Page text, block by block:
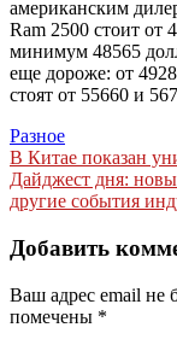
американским
Ram 2500 стоит от
минимум 48565
еще дороже: от
стоят от 55660 и
Разное
Навигация
по
В Китае показан
Дайджест дня:
другие события
Добавить
Ваш адрес email не
помечены *